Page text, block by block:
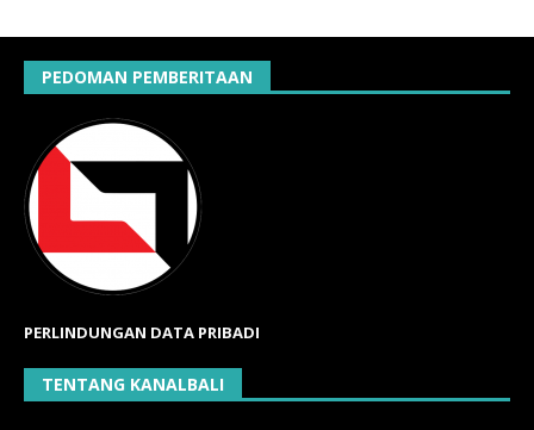
PEDOMAN PEMBERITAAN
PERLINDUNGAN DATA PRIBADI
TENTANG KANALBALI